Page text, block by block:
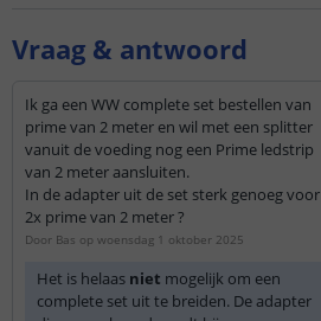
Vraag & antwoord
Ik ga een WW complete set bestellen van
prime van 2 meter en wil met een splitter
vanuit de voeding nog een Prime ledstrip
van 2 meter aansluiten.
In de adapter uit de set sterk genoeg voor
2x prime van 2 meter ?
Door Bas op woensdag 1 oktober 2025
Het is helaas niet mogelijk om een
complete set uit te breiden. De adapter